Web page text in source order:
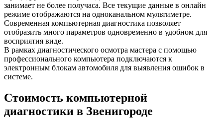
занимает не более получаса. Все текущие данные в онлайн
режиме отображаются на одноканальном мультиметре.
Современная компьютерная диагностика позволяет
отобразить много параметров одновременно в удобном для
восприятия виде.
В рамках диагностического осмотра мастера с помощью
профессионального компьютера подключаются к
электронным блокам автомобиля для выявления ошибок в
системе.
Стоимость компьютерной
диагностики в Звенигороде